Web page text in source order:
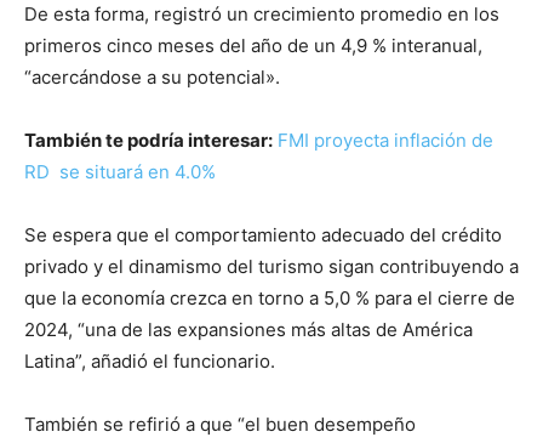
De esta forma, registró un crecimiento promedio en los
primeros cinco meses del año de un 4,9 % interanual,
“acercándose a su potencial».
También te podría interesar: FMI proyecta inflación de
RD se situará en 4.0%
Se espera que el comportamiento adecuado del crédito
privado y el dinamismo del turismo sigan contribuyendo a
que la economía crezca en torno a 5,0 % para el cierre de
2024, “una de las expansiones más altas de América
Latina”, añadió el funcionario.
También se refirió a que “el buen desempeño